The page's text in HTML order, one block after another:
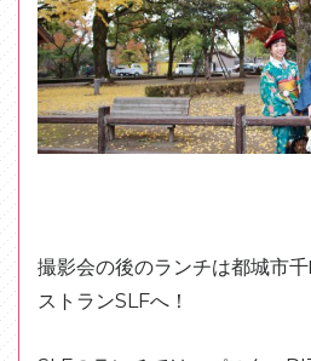
撮影会の後のランチは都城市
ストランSLFへ！